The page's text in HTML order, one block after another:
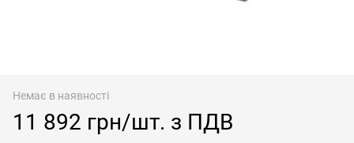
Немає в наявності
11 892 грн/шт. з ПДВ